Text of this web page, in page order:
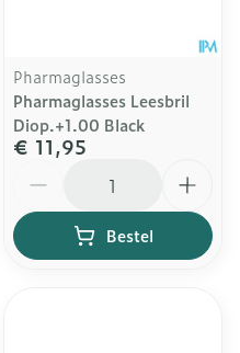
Pharmaglasses
Pharmaglasses Leesbril
Diop.+1.00 Black
€ 11,95
Bestel